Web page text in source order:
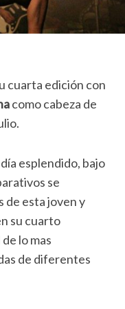
cuarta edición con
como cabeza de
esplendido, bajo
se
de esta joven y
su cuarto
lo mas
de diferentes